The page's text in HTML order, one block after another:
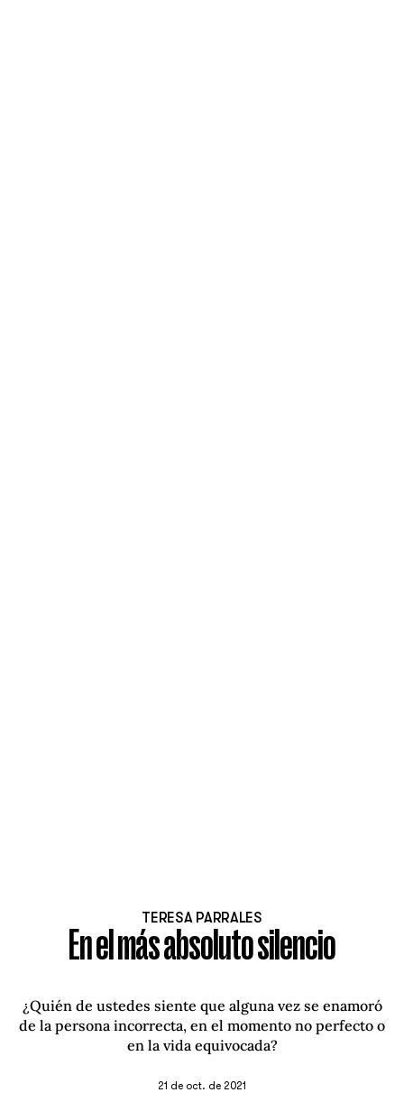
TERESA PARRALES
En el más absoluto silencio
¿Quién de ustedes siente que alguna vez se enamoró
de la persona incorrecta, en el momento no perfecto o
en la vida equivocada?
21 de oct. de 2021